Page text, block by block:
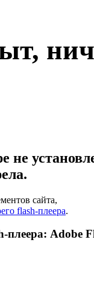
сайта,
flash-плеера.
плеера: Adobe